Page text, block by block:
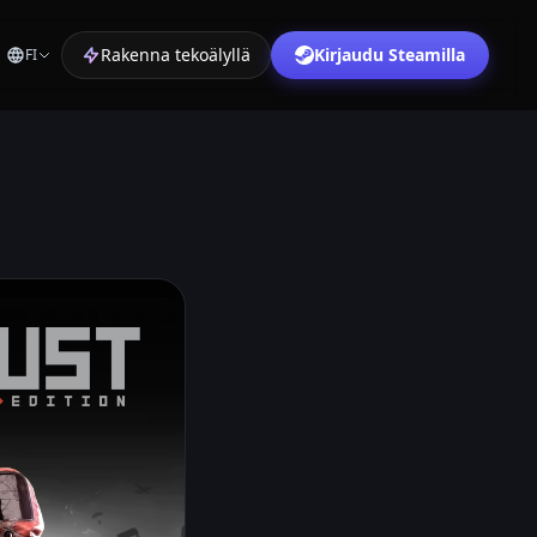
FI Rakenna tekoälyllä Kirjaudu Steamilla